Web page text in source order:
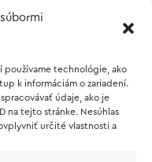
používame technológie, ako
k informáciám o zariadení.
údaje, ako je
na tejto stránke. Nesúhlas
určité vlastnosti a